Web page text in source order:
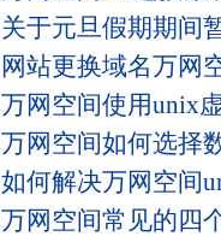
关于元旦假期期间
网站更换域名万网
万网空间使用unix
万网空间如何选择
如何解决万网空间
万网空间常见的四